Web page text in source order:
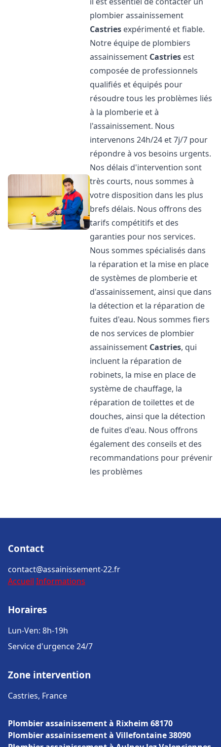
plombier assainissement
Castries expérimenté et fiable.
Notre équipe de plombiers
assainissement Castries est
composée de professionnels
qualifiés et équipés pour
résoudre tous les problèmes liés
à la plomberie et à
l'assainissement. Nous
intervenons 24h/24 et 7j/7 pour
répondre à vos besoins urgents.
Nos délais d'intervention sont
très courts, nous sommes à
votre disposition dans les plus
brefs délais. Nous offrons des
tarifs compétitifs et des
garanties pour nos services.
Nous sommes spécialisés dans
la réparation et la mise en place
de systèmes de plomberie et
d'assainissement, ainsi que dans
la détection et la réparation de
fuites d'eau. Nous sommes fiers
de nos services de plombier
assainissement Castries, qui
incluent la réparation de
robinets, la mise en place de
système de chauffage, la
réparation de toilettes et de
douches, ainsi que la détection
de fuites d'eau. Nous offrons
également des conseils et des
recommandations pour prévenir
les problèmes
Contact
contact@assainissement-22.fr
Accueil Informations
Horaires
Lun-Ven: 8h-19h
Service d'urgence 24/7
Zone intervention
Castries, France
Plombier assainissement à Rixheim 68170
Plombier assainissement à Villefontaine 38090